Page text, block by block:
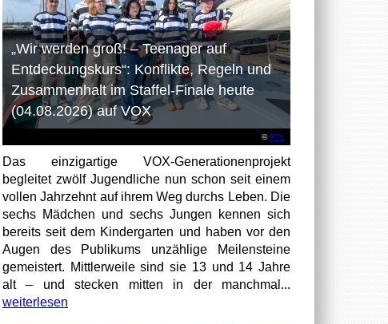
©RTL
„Wir werden groß! – Teenager auf
Entdeckungskurs“: Konflikte, Regeln und
Zusammenhalt im Staffel-Finale heute
(04.08.2026) auf VOX
Das einzigartige VOX-Generationenprojekt
begleitet zwölf Jugendliche nun schon seit einem
vollen Jahrzehnt auf ihrem Weg durchs Leben. Die
sechs Mädchen und sechs Jungen kennen sich
bereits seit dem Kindergarten und haben vor den
Augen des Publikums unzählige Meilensteine
gemeistert. Mittlerweile sind sie 13 und 14 Jahre
alt – und stecken mitten in der manchmal...
weiterlesen